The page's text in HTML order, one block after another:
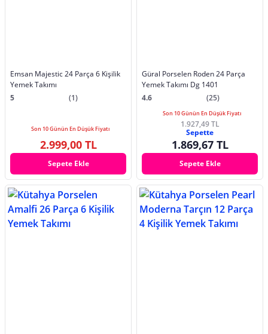
Emsan Majestic 24 Parça 6 Kişilik
Yemek Takımı
5
(1)
Son 10 Günün En Düşük Fiyatı
2.999,00 TL
Sepete Ekle
Güral Porselen Roden 24 Parça
Yemek Takımı Dg 1401
4.6
(25)
Son 10 Günün En Düşük Fiyatı
1.927,49 TL
Sepette
1.869,67 TL
Sepete Ekle